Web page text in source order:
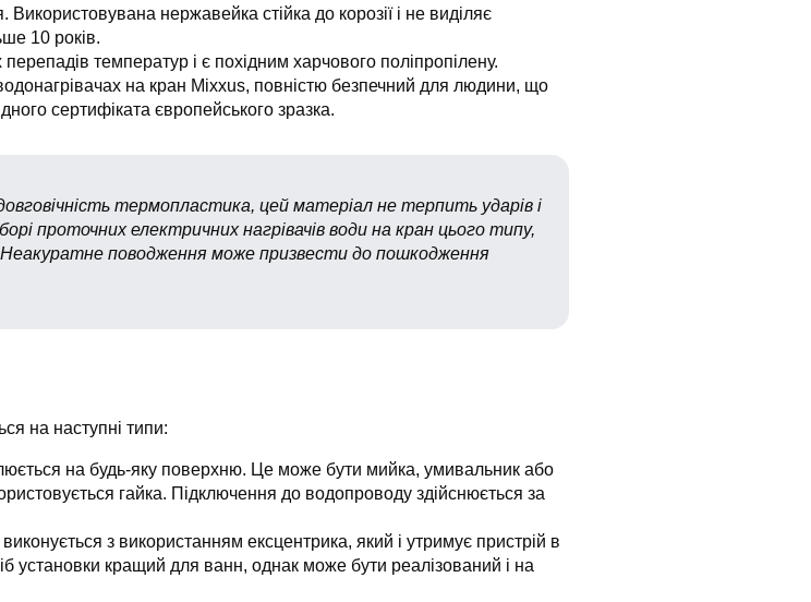
Використовувана нержавейка стійка до корозії і не виділяє
10 років.
перепадів температур і є похідним харчового поліпропілену.
на кран Mixxus, повністю безпечний для людини, що
сертифіката європейського зразка.
термопластика, цей матеріал не терпить ударів і
проточних електричних нагрівачів води на кран цього типу,
поводження може призвести до пошкодження
на наступні типи:
на будь-яку поверхню. Це може бути мийка, умивальник або
гайка. Підключення до водопроводу здійснюється за
з використанням ексцентрика, який і утримує пристрій в
установки кращий для ванн, однак може бути реалізований і на